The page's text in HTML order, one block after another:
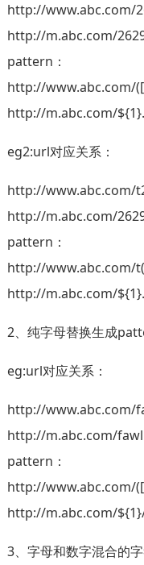
http://www.abc.com/
http://m.abc.com/
pattern：
http://www.abc.com/
http://m.abc.com/
eg2:url对应关系：
http://www.abc.com/
http://m.abc.com/
pattern：
http://www.abc.com/
http://m.abc.com/
2、纯字母替换生成
eg:url对应关系：
http://www.abc.com/
http://m.abc.com/
pattern：
http://www.abc.com/
http://m.abc.com/
3、字母和数字混合的